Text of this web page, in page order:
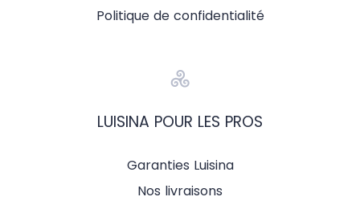
Politique de confidentialité
LUISINA POUR LES PROS
Garanties Luisina
Nos livraisons